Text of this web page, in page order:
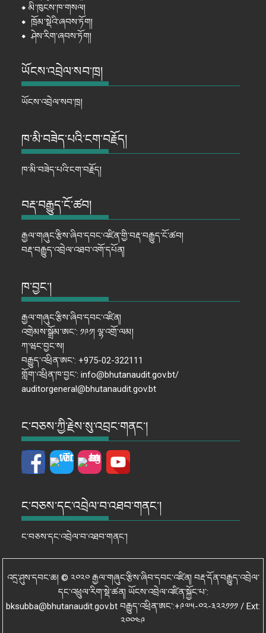
⦁ མི་ཁུངས་ཁ་གསལ།
⦁ ཁྲོམ་སྡེའི་ཞབས་ཏོག།
⦁ཤེས་རིག་ཞབས་ཏོག།
ཡོངས་འབྲེལ་སབ་ཁྲ།
ཡོངས་འབྲེལ་སབ་ཁྲ།
ཁ་མི་བཟེད་པའི་ངག་བརྗོད།
ཁ་མི་བཟེད་པའི་ངག་བརྗོད།
བརྡ་བརྒྱུད་ངོ་ཚབ།
རྒྱལ་གཞུང་རྩིས་ཞིབ་དབང་འཛིན་གྱི་བརྡ་བརྒྱུད་ངོ་ཚབ།
བརྡ་བརྒྱུད་འབྲེལ་འཐབ་འགོ་དཔོན།
ཁ་བྱང་།
རྒྱལ་གཞུང་རྩིས་ཞིབ་དབང་འཛིན།
འགྲེམས་སྒྲོམ་ཨང་: ༡༩༡། ལྷ་འགྲོ་ལམ།
ཀ་ཝང་བྱང་ས།
བརྒྱུད་འཕྲིན་ཨང་: +975-02-322111
གློག་འཕྲིན་ཁ་བྱང་: info@bhutanaudit.gov.bt/
auditorgeneral@bhutanaudit.gov.bt
ང་བཅས་ཀྱི་རྗེས་སུ་འབྲང་གནང་།
ང་བཅས་དང་འབྲེལ་བ་འཐབ་གནང་།
ང་བཅས་དང་འབྲེལ་བ་འཐབ་གནང་།
འདྲ་ཤུས་དབང་ཆ། © ༢༠༢༠ རྒྱལ་གཞུང་རྩིས་ཞིབ་དབང་འཛིན། བརྡ་དོན་བརྒྱུད་འབྲེལ་
དང་འཕྲུལ་རིག་སྡེ་ཚན། ཡོངས་འབྲེལ་འཛིན་སྐྱོང་པ་:
bksubba@bhutanaudit.gov.bt བརྒྱུད་འཕྲིན་ཨང་:+༩༧༥-༠༢-༣༢༢༡༡༡ / Ext:
༢༠༠༤༩